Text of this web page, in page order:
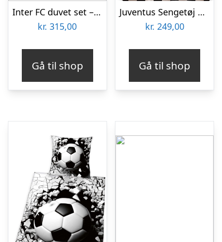
Inter FC duvet set – blue/black-one-size
kr. 315,00
Gå til shop
Juventus Sengetøj 140×200 cm – 100 procent bomuld
kr. 249,00
Gå til shop